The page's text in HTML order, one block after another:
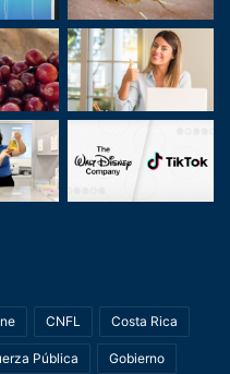
CNFL Costa Rica
Pública Gobierno